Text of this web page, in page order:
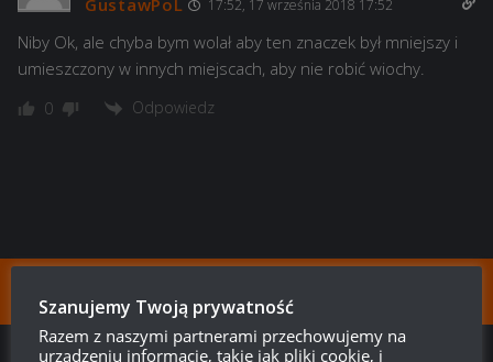
GustawPoL 17:52, 17 września 2018 17:52
Niby Ok, ale chyba bym wolał aby ten znaczek był mniejszy i
umieszczony w innych miejscach, aby nie robić wiochy.
0 Odpowiedz
NEXT STORY
Szanujemy Twoją prywatność
Razem z naszymi partnerami przechowujemy na
urządzeniu informacje, takie jak pliki cookie, i